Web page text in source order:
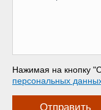
Нажимая на кнопку
персональных
Отправить